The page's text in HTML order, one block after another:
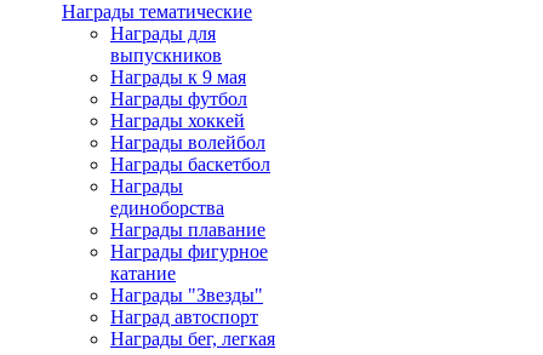
Награды тематические
Награды для
выпускников
Награды к 9 мая
Награды футбол
Награды хоккей
Награды волейбол
Награды баскетбол
Награды
единоборства
Награды плавание
Награды фигурное
катание
Награды "Звезды"
Наград автоспорт
Награды бег, легкая